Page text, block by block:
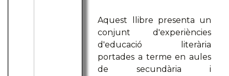
Aquest llibre presenta un
conjunt d'experiències
d'educació literària
portades a terme en aules
de secundària i